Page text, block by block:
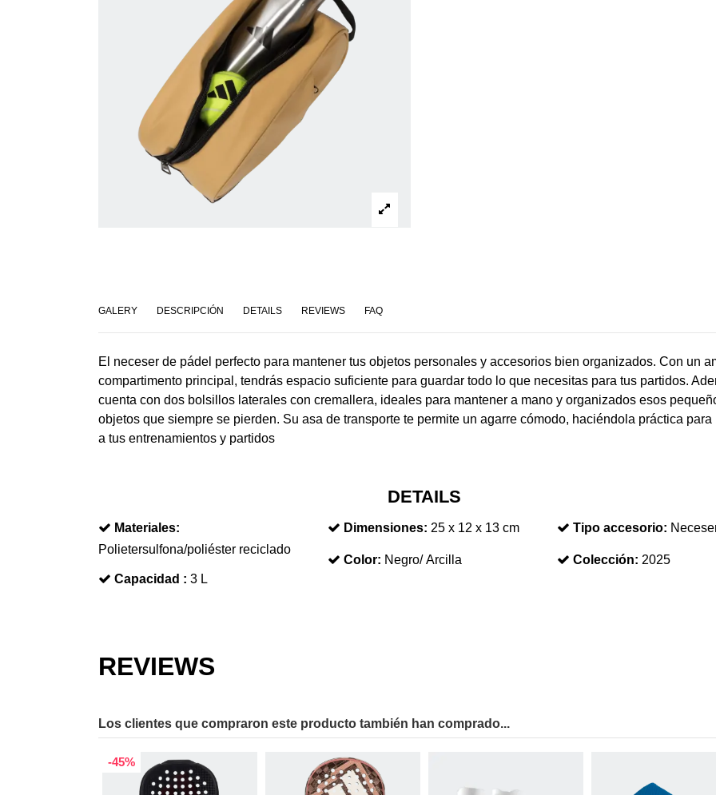
GALERY DESCRIPCIÓN DETAILS REVIEWS FAQ
El neceser de pádel perfecto para mantener tus objetos personales y accesorios bien organizados. Con un
compartimento principal, tendrás espacio suficiente para guardar todo lo que necesitas para tus partidos.
cuenta con dos bolsillos laterales con cremallera, ideales para mantener a mano y organizados esos
objetos que siempre se pierden. Su asa de transporte te permite un agarre cómodo, haciéndola práctica para
a tus entrenamientos y partidos
DETAILS
Materiales:
Polietersulfona/poliéster reciclado
Capacidad : 3 L
Dimensiones: 25 x 12 x 13 cm
Color: Negro/ Arcilla
Tipo accesorio:
Colección: 2025
REVIEWS
Los clientes que compraron este producto también han comprado...
-45%